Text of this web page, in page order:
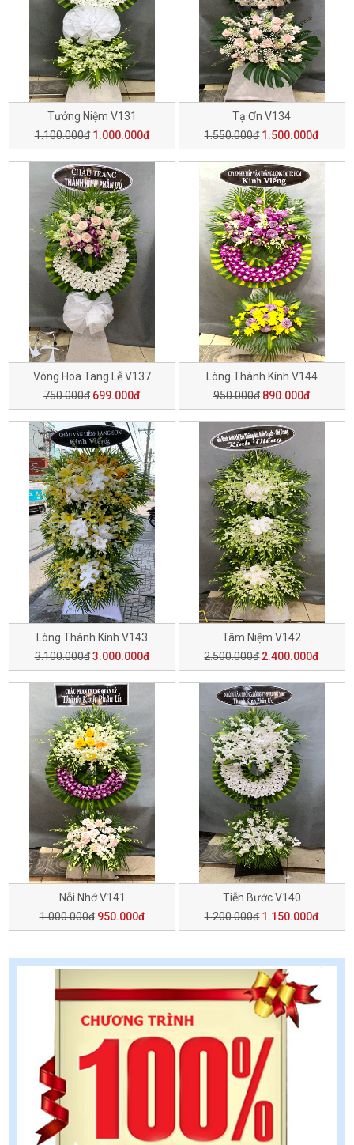
Tưởng Niệm V131
1.100.000đ 1.000.000đ
Tạ Ơn V134
1.550.000đ 1.500.000đ
Vòng Hoa Tang Lễ V137
750.000đ 699.000đ
Lòng Thành Kính V144
950.000đ 890.000đ
Lòng Thành Kính V143
3.100.000đ 3.000.000đ
Tâm Niệm V142
2.500.000đ 2.400.000đ
Nỗi Nhớ V141
1.000.000đ 950.000đ
Tiễn Bước V140
1.200.000đ 1.150.000đ